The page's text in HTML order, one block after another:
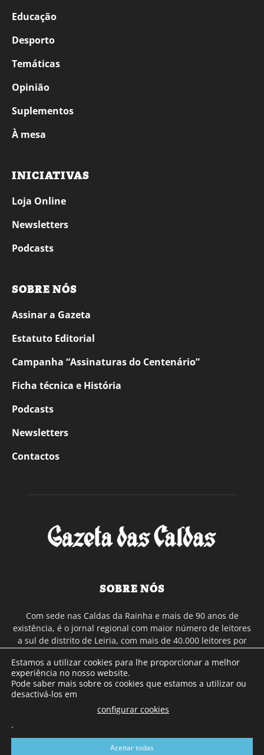
Educação
Desporto
Temáticas
Opinião
Suplementos
À mesa
INICIATIVAS
Loja Online
Newsletters
Podcasts
SOBRE NÓS
Assinar a Gazeta
Estatuto Editorial
Campanha “Assinaturas do Centenário”
Ficha técnica e História
Podcasts
Newsletters
Contactos
SOBRE NÓS
Com sede nas Caldas da Rainha e mais de 90 anos de
existência, é o jornal regional com maior número de leitores
a sul de distrito de Leiria, com mais de 40.000 leitores por
Continental e assinatura online.
SIGA-NOS
Estamos a utilizar cookies para lhe proporcionar a melhor
experiência no nosso website.
Pode saber mais sobre os cookies que estamos a utilizar ou
desactivá-los em
configurar cookies
.
Aceitar todas